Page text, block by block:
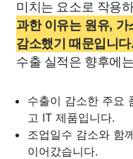
미치는 요소로 작용
과한 이유는 원유,
감소했기 때문입니다.
수출 실적은 향후에
수출이 감소한 주요
고 IT 제품입니다.
조업일수 감소와 함
이어갔습니다.